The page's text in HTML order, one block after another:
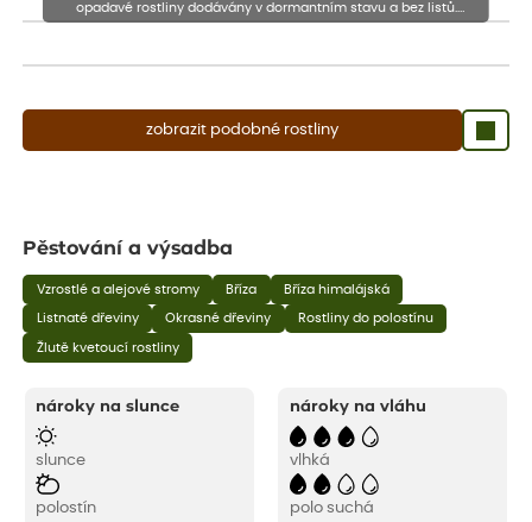
zobrazit podobné rostliny
opadavé rostliny dodávány v dormantním stavu a bez listů.
Rostliny mohou být také sestřiženy níže, než je uvedená výška,
Pěstování a výsadba
Vzrostlé a alejové stromy Bříza Bříza himalájská
Listnaté dřeviny Okrasné dřeviny Rostliny do polostínu
Žlutě kvetoucí rostliny
nároky na slunce
slunce
polostín
nároky na vláhu
vlhká
polo suchá